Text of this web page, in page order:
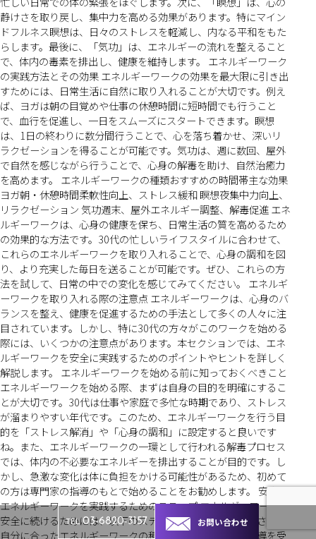
TEL03-6820-3157 お問い合わせ
静けさを取り戻し、集中力を高める効果があります。特にマイン
ドフルネス瞑想は、日々のストレスを軽減し、内なる平和をもた
らします。最後に、「気功」は、エネルギーの流れを整えること
で、体内の毒素を排出し、健康を維持します。 エネルギーワーク
の実践方法とその効果 エネルギーワークの効果を最大限に引き出
すためには、日常生活に自然に取り入れることが大切です。例え
ば、ヨガは朝の目覚めや仕事の休憩時間に短時間でも行うこと
で、血行を促進し、一日をスムーズにスタートできます。瞑想
は、1日の終わりに数分間行うことで、心を落ち着かせ、深いリ
ラクゼーションを得ることが可能です。気功は、週に数回、屋外
で自然を感じながら行うことで、心身の解毒を助け、自然治癒力
を高めます。 エネルギーワークの種類おすすめの時間帯主な効果
ヨガ朝・休憩時間柔軟性向上、ストレス緩和 瞑想夜集中力向上、
リラクゼーション 気功週末、屋外エネルギー調整、解毒促進 エネ
ルギーワークは、心身の健康を保ち、日常生活の質を高めるため
の効果的な方法です。30代の忙しいライフスタイルに合わせて、
これらのエネルギーワークを取り入れることで、心身の調和を図
り、より充実した毎日を送ることが可能です。ぜひ、これらの方
法を試して、日常の中での変化を感じてみてください。 エネルギ
ーワークを取り入れる際の注意点 エネルギーワークは、心身のバ
ランスを整え、健康を促進するための手法として多くの人々に注
目されています。しかし、特に30代の方々がこのワークを始める
際には、いくつかの注意点があります。本セクションでは、エネ
ルギーワークを安全に実践するためのポイントやヒントを詳しく
解説します。 エネルギーワークを始める前に知っておくべきこと
エネルギーワークを始める際、まずは自身の目的を明確にするこ
とが大切です。30代は仕事や家庭で多忙な時期であり、ストレス
が溜まりやすい年代です。このため、エネルギーワークを行う目
的を「ストレス解消」や「心身の調和」に設定すると良いです
ね。また、エネルギーワークの一環として行われる解毒プロセス
では、体内の不必要なエネルギーを排出することが目的です。し
かし、急激な変化は体に負担をかける可能性があるため、初めて
の方は専門家の指導のもとで始めることをお勧めします。 安全に
エネルギーワークを実践するためのステップ エネルギーワークを
安全に続けるためには、以下のステップを参考にしてください。
自分に合ったエネルギーワークの種類を選ぶ。専門家の指導を受